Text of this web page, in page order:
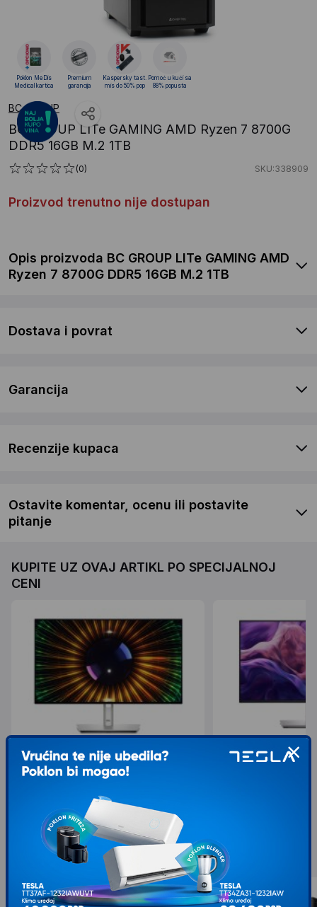
BC GROUP
BC GROUP LITe GAMING AMD Ryzen 7 8700G
DDR5 16GB M.2 1TB
(0) SKU:338909
Proizvod trenutno nije dostupan
Poklon MeDis
Medical kartica
Premium
garancija
Kaspersky tast.
mis do 50% pop
Pomoć u kući sa
88% popusta
Opis proizvoda BC GROUP LITe GAMING AMD
Ryzen 7 8700G DDR5 16GB M.2 1TB
Dostava i povrat
Garancija
Recenzije kupaca
Ostavite komentar, ocenu ili postavite
pitanje
KUPITE UZ OVAJ ARTIKL PO SPECIJALNOJ
CENI
DELL U2424H IPS FHD 120Hz USB Type-C
22.830,00
sa 7% popusta
DELL P2425H IPS
Slični proizvodi